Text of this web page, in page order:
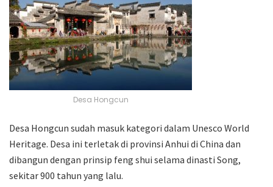
Desa Hongcun
Desa Hongcun sudah masuk kategori dalam Unesco World
Heritage. Desa ini terletak di provinsi Anhui di China dan
dibangun dengan prinsip feng shui selama dinasti Song,
sekitar 900 tahun yang lalu.